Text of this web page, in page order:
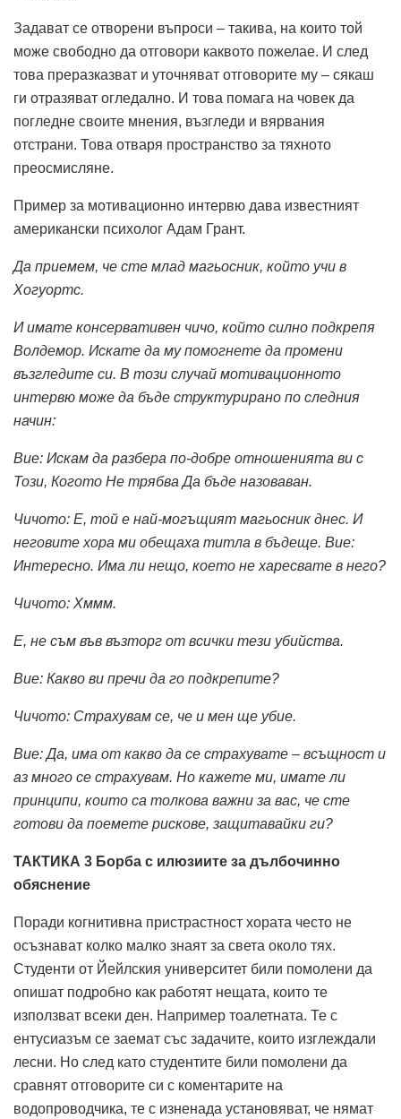
Задават се отворени въпроси – такива, на които той
може свободно да отговори каквото пожелае. И след
това преразказват и уточняват отговорите му – сякаш
ги отразяват огледално. И това помага на човек да
погледне своите мнения, възгледи и вярвания
отстрани. Това отваря пространство за тяхното
преосмисляне.
Пример за мотивационно интервю дава известният
американски психолог Адам Грант.
Да приемем, че сте млад магьосник, който учи в
Хогуортс.
И имате консервативен чичо, който силно подкрепя
Волдемор. Искате да му помогнете да промени
възгледите си. В този случай мотивационното
интервю може да бъде структурирано по следния
начин:
Вие: Искам да разбера по-добре отношенията ви с
Този, Когото Не трябва Да бъде назоваван.
Чичото: Е, той е най-могъщият магьосник днес. И
неговите хора ми обещаха титла в бъдеще. Вие:
Интересно. Има ли нещо, което не харесвате в него?
Чичото: Хммм.
Е, не съм във възторг от всички тези убийства.
Вие: Какво ви пречи да го подкрепите?
Чичото: Страхувам се, че и мен ще убие.
Вие: Да, има от какво да се страхувате – всъщност и
аз много се страхувам. Но кажете ми, имате ли
принципи, които са толкова важни за вас, че сте
готови да поемете рискове, защитавайки ги?
ТАКТИКА 3 Борба с илюзиите за дълбочинно
обяснение
Поради когнитивна пристрастност хората често не
осъзнават колко малко знаят за света около тях.
Студенти от Йейлския университет били помолени да
опишат подробно как работят нещата, които те
използват всеки ден. Например тоалетната. Те с
ентусиазъм се заемат със задачите, които изглеждали
лесни. Но след като студентите били помолени да
сравнят отговорите си с коментарите на
водопроводчика, те с изненада установяват, че нямат